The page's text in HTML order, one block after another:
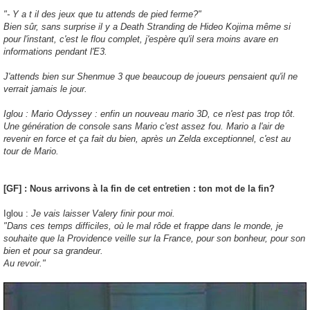
"- Y a t il des jeux que tu attends de pied ferme?"
Bien sûr, sans surprise il y a Death Stranding de Hideo Kojima même si
pour l'instant, c'est le flou complet, j'espère qu'il sera moins avare en
informations pendant l'E3.
J'attends bien sur Shenmue 3 que beaucoup de joueurs pensaient qu'il ne
verrait jamais le jour.
Iglou : Mario Odyssey : enfin un nouveau mario 3D, ce n'est pas trop tôt.
Une génération de console sans Mario c'est assez fou. Mario a l'air de
revenir en force et ça fait du bien, après un Zelda exceptionnel, c'est au
tour de Mario.
[GF] : Nous arrivons à la fin de cet entretien : ton mot de la fin?
Iglou : Je vais laisser Valery finir pour moi.
"Dans ces temps difficiles, où le mal rôde et frappe dans le monde, je
souhaite que la Providence veille sur la France, pour son bonheur, pour son
bien et pour sa grandeur.
Au revoir."